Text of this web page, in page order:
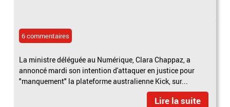
6 commentaires
La ministre déléguée au Numérique, Clara Chappaz, a
annoncé mardi son intention d'attaquer en justice pour
"manquement" la plateforme australienne Kick, sur...
Lire la suite